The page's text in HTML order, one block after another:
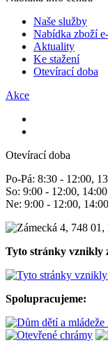
Naše služby
Nabídka zboží
Aktuality
Ke stažení
Otevírací doba
Akce
Otevírací doba
Po-Pá: 8:30 - 12:00,
So: 9:00 - 12:00,
Ne: 9:00 - 12:00,
Tyto stránky vznikly
Spolupracujeme: